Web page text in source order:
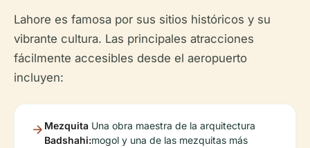
Lahore es famosa por sus sitios históricos y su
vibrante cultura. Las principales atracciones
fácilmente accesibles desde el aeropuerto
incluyen:
Mezquita
Badshahi:
Una obra maestra de la arquitectura
mogol y una de las mezquitas más